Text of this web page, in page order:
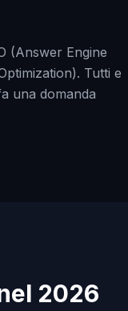
(Answer Engine
Tutti e
una domanda
2026